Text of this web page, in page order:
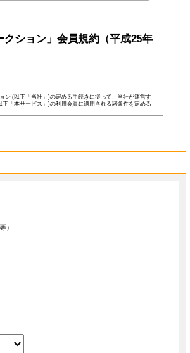
クション」会員規約（平成25年
ン (以下「当社」)の定める手続きに従って、当社が運営す
「本サービス」)の利用会員に適用される諸条件を定める
者を本サービスの会員(以下「会員」)とします。
へ提出した者
いずれかに当てはまる者は会員となる資格を持たないもの
があります。
ます。
被保佐人若しくは被補助人のいずれかの者(ただし、会員登
等の状態にあり、信用状態が著しく悪化している者
、租税滞納処分等を受けている者
の会員の信用もしくは権利を侵害する恐れがあると当社が
た者
）